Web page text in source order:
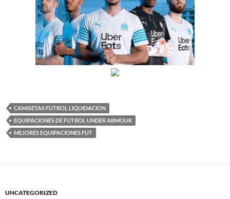
CAMISETAS FUTBOL LIQUIDACION
EQUIPACIONES DE FUTBOL UNDER ARMOUR
MEJORES EQUIPACIONES FUT
UNCATEGORIZED